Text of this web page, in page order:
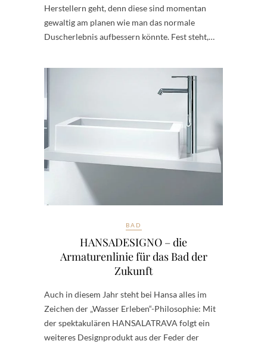
Herstellern geht, denn diese sind momentan
gewaltig am planen wie man das normale
Duscherlebnis aufbessern könnte. Fest steht,…
BAD
HANSADESIGNO – die
Armaturenlinie für das Bad der
Zukunft
Auch in diesem Jahr steht bei Hansa alles im
Zeichen der „Wasser Erleben“-Philosophie: Mit
der spektakulären HANSALATRAVA folgt ein
weiteres Designprodukt aus der Feder der